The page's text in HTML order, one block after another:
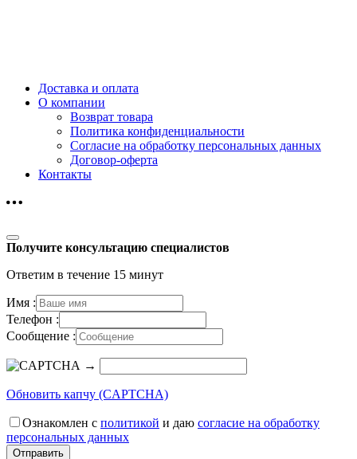
Доставка и оплата
О компании
Возврат товара
Политика конфиденциальности
Согласие на обработку персональных данных
Договор-оферта
Контакты
Получите консультацию специалистов
Ответим в течение 15 минут
Имя :
Телефон :
Сообщение :
→
Обновить капчу (CAPTCHA)
Ознакомлен с политикой и даю согласие на обработку
персональных данных